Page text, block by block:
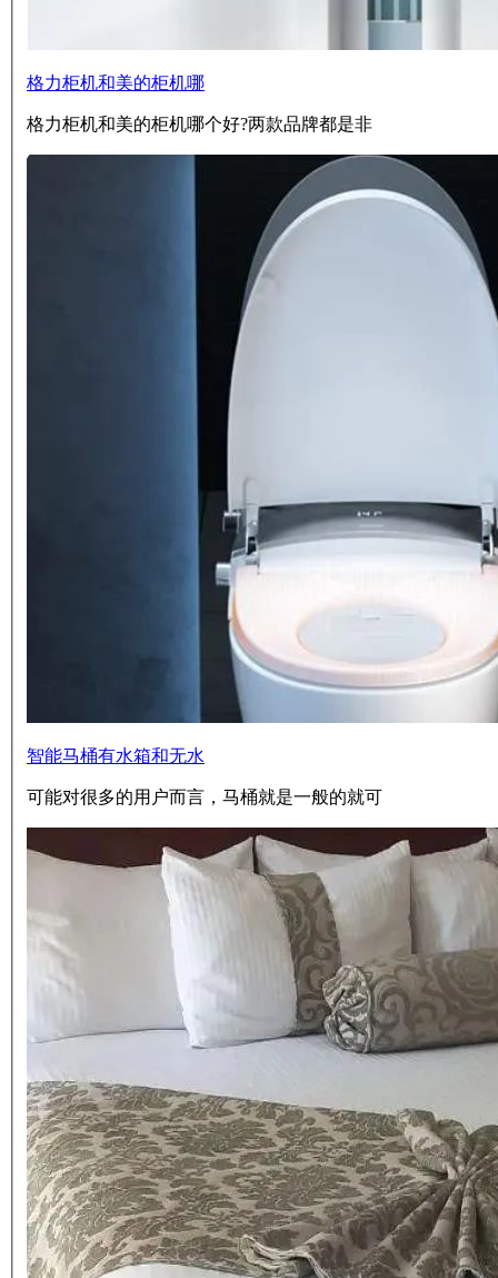
格力柜机和美的柜机哪
格力柜机和美的柜机哪个好?两款品牌都是非
智能马桶有水箱和无水
可能对很多的用户而言，马桶就是一般的就可